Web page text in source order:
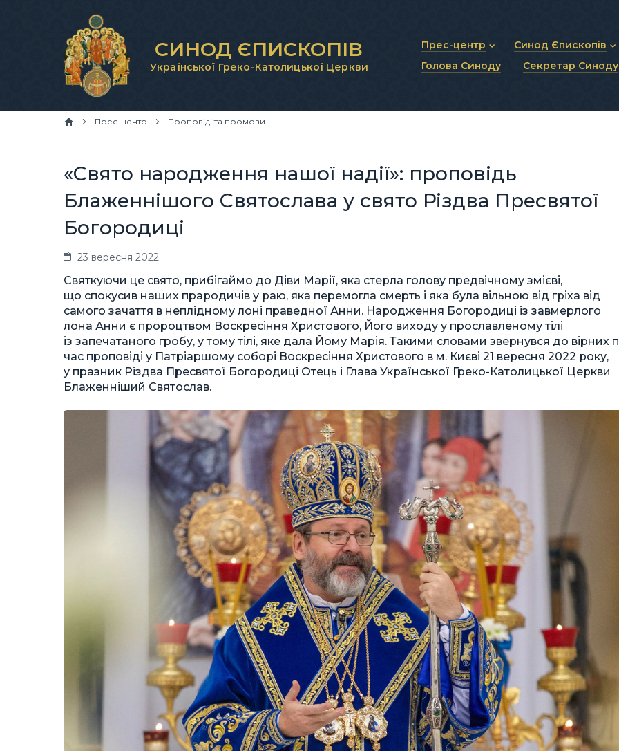
СИНОД ЄПИСКОПІВ
Української Греко-Католицької Церкви
Прес-центр
Новини та анонси
Синод Єпископів
Статут Синоду
Синодальні органи
Голова Синоду Секретар Синоду
Прес-центр Проповіді та промови
«Свято народження нашої надії»: проповідь
Блаженнішого Святослава у свято Різдва Пресвятої
Богородиці
23 вересня 2022
Cвяткуючи це свято, прибігаймо до Діви Марії, яка стерла голову предвічному змієві,
що спокусив наших прародичів у раю, яка перемогла смерть і яка була вільною від гріха від
самого зачаття в неплідному лоні праведної Анни. Народження Богородиці із завмерлого
лона Анни є пророцтвом Воскресіння Христового, Його виходу у прославленому тілі
із запечатаного гробу, у тому тілі, яке дала Йому Марія. Такими словами звернувся до вірних
час проповіді у Патріаршому соборі Воскресіння Христового в м. Києві 21 вересня 2022 року,
у празник Різдва Пресвятої Богородиці Отець і Глава Української Греко-Католицької Церкви
Блаженніший Святослав.